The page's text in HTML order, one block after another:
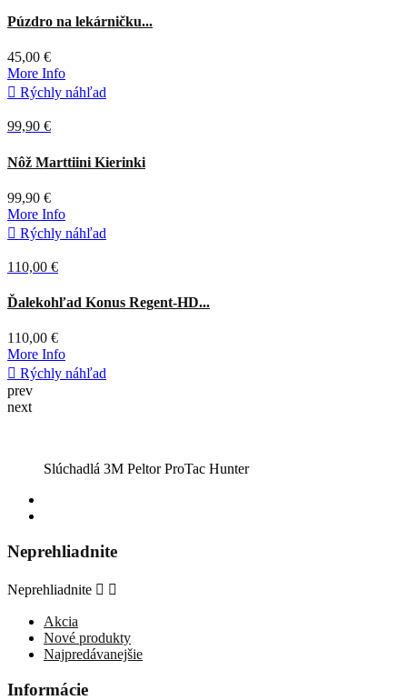
prev
next
Slúchadlá 3M Peltor ProTac Hunter
Neprehliadnite
Neprehliadnite  
Akcia
Nové produkty
Najpredávanejšie
Informácie